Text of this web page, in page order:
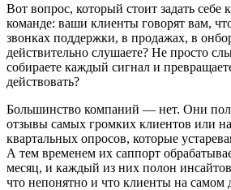
Вот вопрос, который стоит задать себе
команде: ваши клиенты говорят вам,
звонках поддержки, в продажах, в
действительно слушаете? Не просто
собираете каждый сигнал и
действовать?
Большинство компаний — нет. Они
отзывы самых громких клиентов или на
квартальных опросов, которые
А тем временем их саппорт
месяц, и каждый из них полон
что непонятно и что клиенты на самом